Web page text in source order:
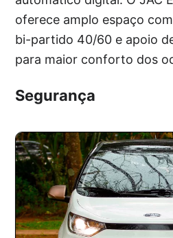
oferece amplo espaço
bi-partido 40/60 e apoio
para maior conforto dos
Segurança